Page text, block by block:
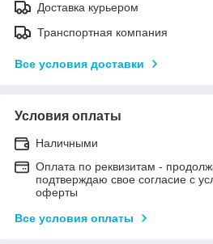
Доставка курьером
Транспортная компания
Все условия доставки
Условия оплаты
Наличными
Оплата по реквизитам -
подтверждаю свое согласие с
оферты
Все условия оплаты